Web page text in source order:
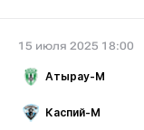
15 июля 2025 18:00
Атырау-М
Каспий-М